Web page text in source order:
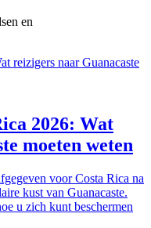
en
2026: Wat
moeten weten
voor Costa Rica na
kust van Guanacaste.
u zich kunt beschermen